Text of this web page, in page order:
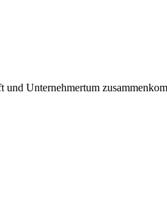
und Unternehmertum